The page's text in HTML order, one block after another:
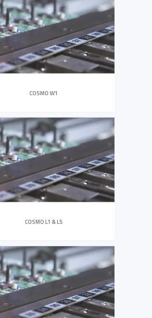
COSMO W1
COSMO L1 & L5